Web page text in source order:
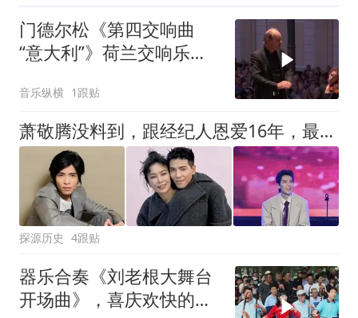
门德尔松《第四交响曲
“意大利”》荷兰交响乐团
恩德
音乐纵横 1跟贴
萧敬腾没料到，跟经纪人恩爱16年，最终仍逃不开老夫少妻残酷现实
探源历史 4跟贴
器乐合奏《刘老根大舞台
开场曲》，喜庆欢快的乐